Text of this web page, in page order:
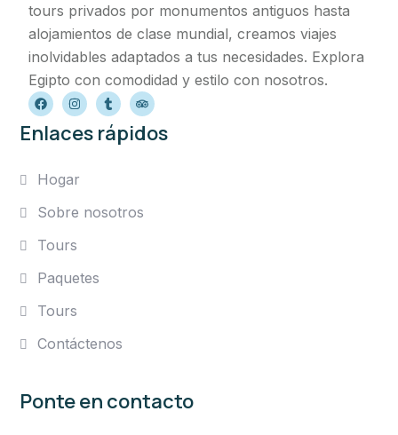
tours privados por monumentos antiguos hasta
alojamientos de clase mundial, creamos viajes
inolvidables adaptados a tus necesidades. Explora
Egipto con comodidad y estilo con nosotros.
Enlaces rápidos
Hogar
Sobre nosotros
Tours
Paquetes
Tours
Contáctenos
Ponte en contacto